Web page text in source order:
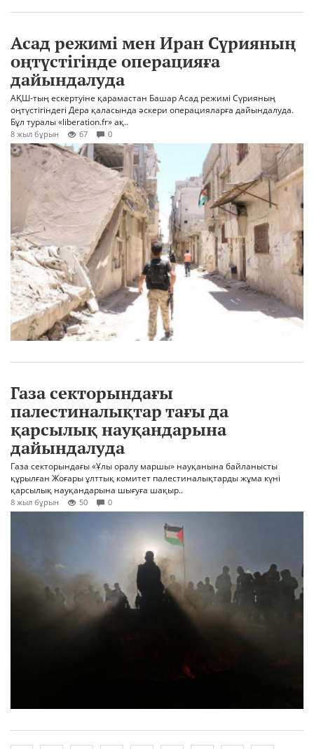
Асад режимі мен Иран Сүрияның
оңтүстігінде операцияға
дайындалуда
АҚШ-тың ескертуіне қарамастан Башар Асад режимі Сүрияның
оңтүстігіндегі Дера қаласында әскери операцияларға дайындалуда.
Бұл туралы «liberation.fr» ақ..
8 жыл бұрын 67 0
Газа секторындағы
палестиналықтар тағы да
қарсылық науқандарына
дайындалуда
Газа секторындағы «Ұлы оралу маршы» науқанына байланысты
құрылған Жоғары ұлттық комитет палестиналықтарды жұма күні
қарсылық науқандарына шығуға шақыр..
8 жыл бұрын 50 0